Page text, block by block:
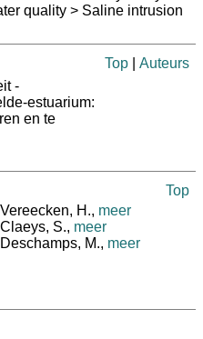
quality > Saline intrusion
Top
Auteurs
-
estuarium:
en te
Top
Vereecken, H., meer
Claeys, S., meer
Deschamps, M., meer